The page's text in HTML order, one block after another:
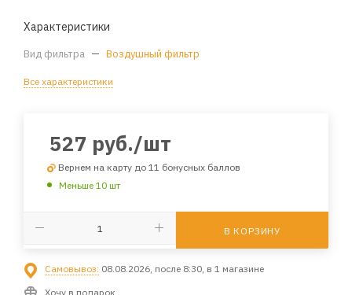
Характеристики
Вид фильтра — Воздушный фильтр
Все характеристики
527 руб./шт
Вернем на карту до 11 бонусных баллов
Меньше 10 шт
В КОРЗИНУ
Самовывоз: 08.08.2026, после 8:30, в 1 магазине
Хочу в подарок